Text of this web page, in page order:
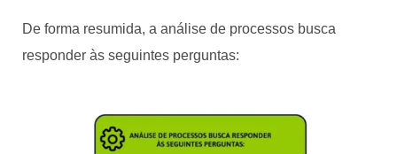
De forma resumida, a análise de processos busca
responder às seguintes perguntas: